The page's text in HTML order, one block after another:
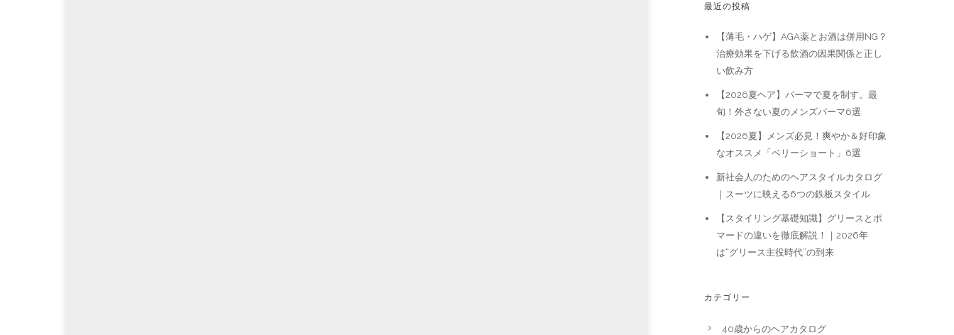
最近の投稿
【薄毛・ハゲ】AGA薬とお酒は併用NG？
治療効果を下げる飲酒の因果関係と正し
い飲み方
【2026夏ヘア】パーマで夏を制す。最
旬！外さない夏のメンズパーマ6選
【2026夏】メンズ必見！爽やか＆好印象
なオススメ「ベリーショート」6選
新社会人のためのヘアスタイルカタログ
｜スーツに映える6つの鉄板スタイル
【スタイリング基礎知識】グリースとポ
マードの違いを徹底解説！｜2026年
は“グリース主役時代”の到来
カテゴリー
40歳からのヘアカタログ